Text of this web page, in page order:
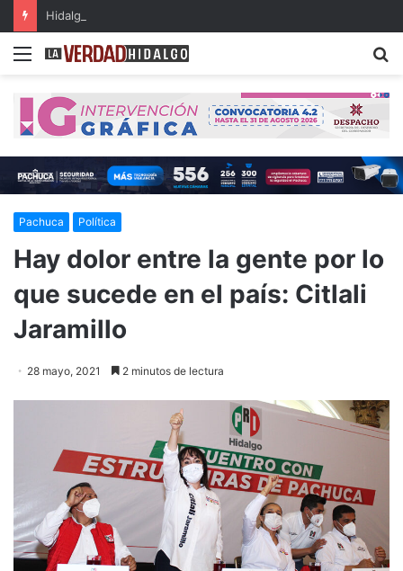
Menu
Pachuca Política
Hay dolor entre la gente por lo
que sucede en el país: Citlali
Jaramillo
28 mayo, 2021 2 minutos de lectura